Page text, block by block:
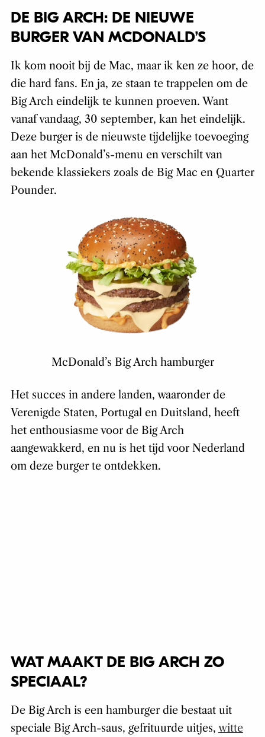
DE BIG ARCH: DE NIEUWE
BURGER VAN MCDONALD’S
Ik kom nooit bij de Mac, maar ik ken ze hoor, de
die hard fans. En ja, ze staan te trappelen om de
Big Arch eindelijk te kunnen proeven. Want
vanaf vandaag, 30 september, kan het eindelijk.
Deze burger is de nieuwste tijdelijke toevoeging
aan het McDonald’s-menu en verschilt van
bekende klassiekers zoals de Big Mac en Quarter
Pounder.
McDonald’s Big Arch hamburger
Het succes in andere landen, waaronder de
Verenigde Staten, Portugal en Duitsland, heeft
het enthousiasme voor de Big Arch
aangewakkerd, en nu is het tijd voor Nederland
om deze burger te ontdekken.
WAT MAAKT DE BIG ARCH ZO
SPECIAAL?
De Big Arch is een hamburger die bestaat uit
speciale Big Arch-saus, gefrituurde uitjes, witte